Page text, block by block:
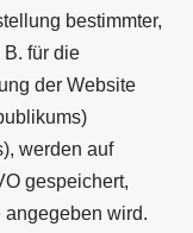
bestimmter,
für die
der Website
werden auf
gespeichert,
wird.